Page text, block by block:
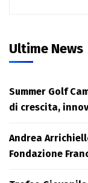
Ultime News
Summer Golf
di crescita,
Andrea
Fondazione